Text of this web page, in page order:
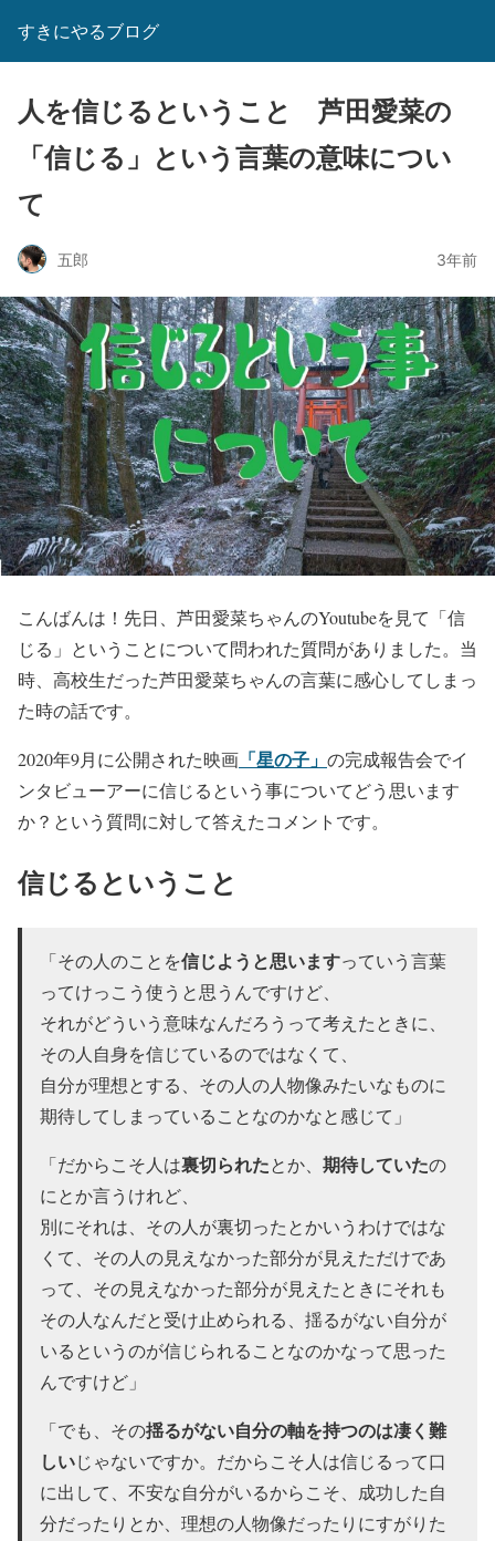
すきにやるブログ
人を信じるということ 芦田愛菜の
「信じる」という言葉の意味につい
て
五郎 3年前
こんばんは！先日、芦田愛菜ちゃんのYoutubeを見て「信
じる」ということについて問われた質問がありました。当
時、高校生だった芦田愛菜ちゃんの言葉に感心してしまっ
た時の話です。
2020年9月に公開された映画 「星の子」 の完成報告会でイ
ンタビューアーに信じるという事についてどう思います
か？という質問に対して答えたコメントです。
信じるということ
「その人のことを信じようと思いますっていう言葉
ってけっこう使うと思うんですけど、
それがどういう意味なんだろうって考えたときに、
その人自身を信じているのではなくて、
自分が理想とする、その人の人物像みたいなものに
期待してしまっていることなのかなと感じて」
「だからこそ人は裏切られたとか、 期待していたの
にとか言うけれど、
別にそれは、その人が裏切ったとかいうわけではな
くて、その人の見えなかった部分が見えただけであ
って、その見えなかった部分が見えたときにそれも
その人なんだと受け止められる、揺るがない自分が
いるというのが信じられることなのかなって思った
んですけど」
「でも、その揺るがない自分の軸を持つのは凄く難
しいじゃないですか。だからこそ人は信じるって口
に出して、不安な自分がいるからこそ、成功した自
分だったりとか、理想の人物像だったりにすがりた